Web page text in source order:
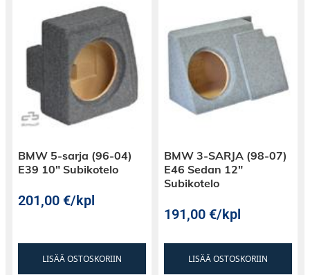
BMW 5-sarja (96-04)
E39 10″ Subikotelo
201,00€/kpl
LISÄÄ OSTOSKORIIN
BMW 3-SARJA (98-07)
E46 Sedan 12″
Subikotelo
191,00€/kpl
LISÄÄ OSTOSKORIIN